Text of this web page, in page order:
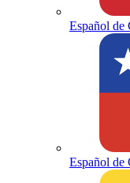
Español de
Español de